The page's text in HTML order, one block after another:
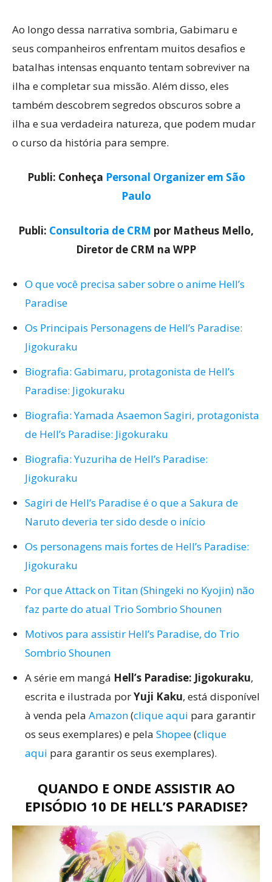
Ao longo dessa narrativa sombria, Gabimaru e
seus companheiros enfrentam muitos desafios e
batalhas intensas enquanto tentam sobreviver na
ilha e completar sua missão. Além disso, eles
também descobrem segredos obscuros sobre a
ilha e sua verdadeira natureza, que podem mudar
o curso da história para sempre.
Publi: Conheça Personal Organizer em São
Paulo
Publi: Consultoria de CRM por Matheus Mello,
Diretor de CRM na WPP
O que você precisa saber sobre o anime Hell’s
Paradise
Os Principais Personagens de Hell’s Paradise:
Jigokuraku
Biografia: Gabimaru, protagonista de Hell’s
Paradise: Jigokuraku
Biografia: Yamada Asaemon Sagiri, protagonista
de Hell’s Paradise: Jigokuraku
Biografia: Yuzuriha de Hell’s Paradise:
Jigokuraku
Sagiri de Hell’s Paradise é o que a Sakura de
Naruto deveria ter sido desde o início
Os personagens mais fortes de Hell’s Paradise:
Jigokuraku
Por que Attack on Titan (Shingeki no Kyojin) não
faz parte do atual Trio Sombrio Shounen
Motivos para assistir Hell’s Paradise, do Trio
Sombrio Shounen
A série em mangá Hell’s Paradise: Jigokuraku,
escrita e ilustrada porYuji Kaku, está disponível
à venda pela Amazon(clique aqui para garantir
os seus exemplares) e pela Shopee(clique
aqui para garantir os seus exemplares).
QUANDO E ONDE ASSISTIR AO
EPISÓDIO 10 DE HELL’S PARADISE?